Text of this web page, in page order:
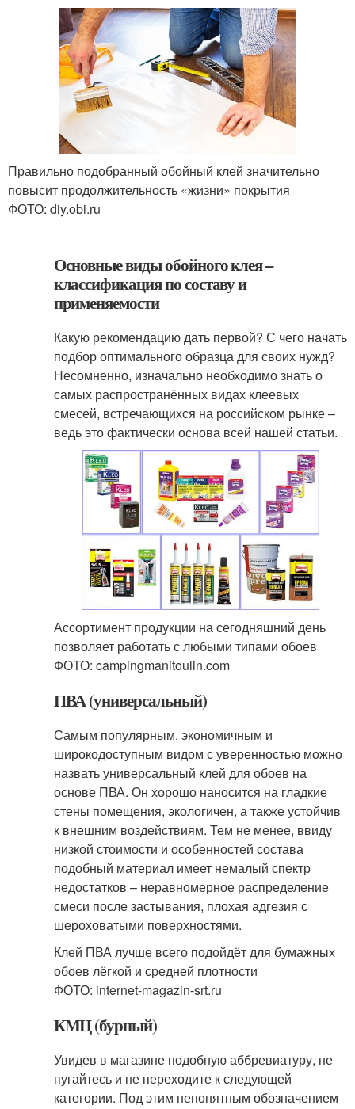
Правильно подобранный обойный клей значительно
повысит продолжительность «жизни» покрытия
ФОТО: diy.obi.ru
Основные виды обойного клея –
классификация по составу и
применяемости
Какую рекомендацию дать первой? С чего начать
подбор оптимального образца для своих нужд?
Несомненно, изначально необходимо знать о
самых распространённых видах клеевых
смесей, встречающихся на российском рынке –
ведь это фактически основа всей нашей статьи.
Ассортимент продукции на сегодняшний день
позволяет работать с любыми типами обоев
ФОТО: campingmanitoulin.com
ПВА (универсальный)
Самым популярным, экономичным и
широкодоступным видом с уверенностью можно
назвать универсальный клей для обоев на
основе ПВА. Он хорошо наносится на гладкие
стены помещения, экологичен, а также устойчив
к внешним воздействиям. Тем не менее, ввиду
низкой стоимости и особенностей состава
подобный материал имеет немалый спектр
недостатков – неравномерное распределение
смеси после застывания, плохая адгезия с
шероховатыми поверхностями.
Клей ПВА лучше всего подойдёт для бумажных
обоев лёгкой и средней плотности
ФОТО: internet-magazin-srt.ru
КМЦ (бурный)
Увидев в магазине подобную аббревиатуру, не
пугайтесь и не переходите к следующей
категории. Под этим непонятным обозначением